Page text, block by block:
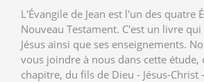
L'Évangile de Jean est l'un des quatre
Nouveau Testament. C'est un livre
Jésus ainsi que ses enseignements.
vous joindre à nous dans cette étude,
chapitre, du fils de Dieu - Jésus-